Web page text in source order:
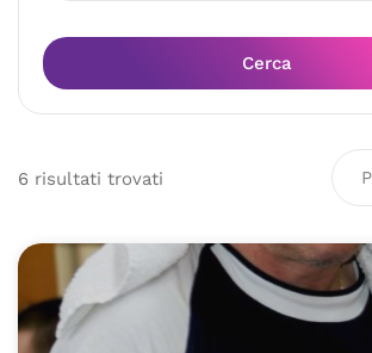
Cerca
6 risultati trovati